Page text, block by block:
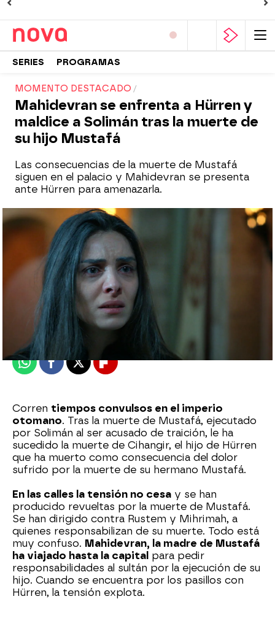
SERIES PROGRAMAS
MOMENTO DESTACADO
Mahidevran se enfrenta a Hürren y
maldice a Solimán tras la muerte de
su hijo Mustafá
Las consecuencias de la muerte de Mustafá
siguen en el palacio y Mahidevran se presenta
ante Hürren para amenazarla.
Nova
Publicado: 19 de mayo de 2023, 23:03
WhatsappFacebook
X Flipboard
Corren tiempos convulsos en el imperio
otomano. Tras la muerte de Mustafá, ejecutado
por Solimán al ser acusado de traición, le ha
sucedido la muerte de Cihangir, el hijo de Hürren
que ha muerto como consecuencia del dolor
sufrido por la muerte de su hermano Mustafá.
En las calles la tensión no cesa y se han
producido revueltas por la muerte de Mustafá.
Se han dirigido contra Rustem y Mihrimah, a
quienes responsabilizan de su muerte. Todo está
muy confuso. Mahidevran, la madre de Mustafá
ha viajado hasta la capital para pedir
responsabilidades al sultán por la ejecución de su
hijo. Cuando se encuentra por los pasillos con
Hürren, la tensión explota.